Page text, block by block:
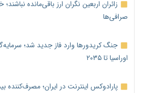
زائران اربعین نگران ارز باقی‌مانده
صرافی‌ها
اوراسیا تا ۲۰۳۵
پارادوکس اینترنت در ایران؛ مصرف‌کننده